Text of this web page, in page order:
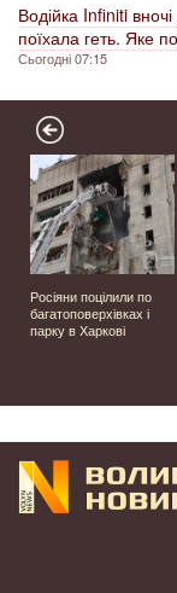
Водійка Infiniti
поїхала геть. Яке
Сьогодні 07:15
Росіяни поцілили по
багатоповерхівках і
парку в Харкові